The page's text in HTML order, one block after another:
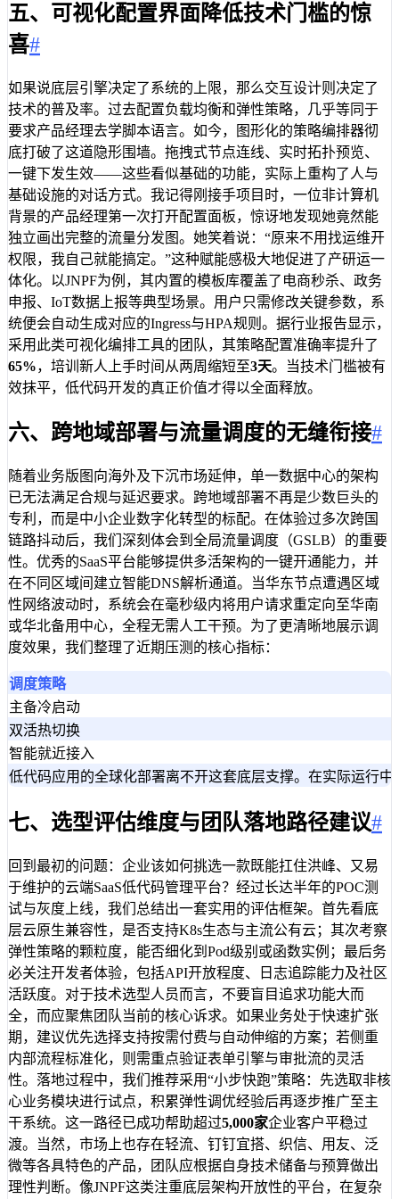
五、可视化配置界面降低技术门槛的惊
喜#
如果说底层引擎决定了系统的上限，那么交互设计则决定了
技术的普及率。过去配置负载均衡和弹性策略，几乎等同于
要求产品经理去学脚本语言。如今，图形化的策略编排器彻
底打破了这道隐形围墙。拖拽式节点连线、实时拓扑预览、
一键下发生效——这些看似基础的功能，实际上重构了人与
基础设施的对话方式。我记得刚接手项目时，一位非计算机
背景的产品经理第一次打开配置面板，惊讶地发现她竟然能
独立画出完整的流量分发图。她笑着说：“原来不用找运维开
权限，我自己就能搞定。”这种赋能感极大地促进了产研运一
体化。以JNPF为例，其内置的模板库覆盖了电商秒杀、政务
申报、IoT数据上报等典型场景。用户只需修改关键参数，系
统便会自动生成对应的Ingress与HPA规则。据行业报告显示，
采用此类可视化编排工具的团队，其策略配置准确率提升了
65%，培训新人上手时间从两周缩短至3天。当技术门槛被有
效抹平，低代码开发的真正价值才得以全面释放。
六、跨地域部署与流量调度的无缝衔接#
随着业务版图向海外及下沉市场延伸，单一数据中心的架构
已无法满足合规与延迟要求。跨地域部署不再是少数巨头的
专利，而是中小企业数字化转型的标配。在体验过多次跨国
链路抖动后，我们深刻体会到全局流量调度（GSLB）的重要
性。优秀的SaaS平台能够提供多活架构的一键开通能力，并
在不同区域间建立智能DNS解析通道。当华东节点遭遇区域
性网络波动时，系统会在毫秒级内将用户请求重定向至华南
或华北备用中心，全程无需人工干预。为了更清晰地展示调
度效果，我们整理了近期压测的核心指标：
调度策略
主备冷启动
双活热切换
智能就近接入
低代码应用的全球化部署离不开这套底层支撑。在实际运行
七、选型评估维度与团队落地路径建议#
回到最初的问题：企业该如何挑选一款既能扛住洪峰、又易
于维护的云端SaaS低代码管理平台？经过长达半年的POC测
试与灰度上线，我们总结出一套实用的评估框架。首先看底
层云原生兼容性，是否支持K8s生态与主流公有云；其次考察
弹性策略的颗粒度，能否细化到Pod级别或函数实例；最后务
必关注开发者体验，包括API开放程度、日志追踪能力及社区
活跃度。对于技术选型人员而言，不要盲目追求功能大而
全，而应聚焦团队当前的核心诉求。如果业务处于快速扩张
期，建议优先选择支持按需付费与自动伸缩的方案；若侧重
内部流程标准化，则需重点验证表单引擎与审批流的灵活
性。落地过程中，我们推荐采用“小步快跑”策略：先选取非核
心业务模块进行试点，积累弹性调优经验后再逐步推广至主
干系统。这一路径已成功帮助超过5,000家企业客户平稳过
渡。当然，市场上也存在轻流、钉钉宜搭、织信、用友、泛
微等各具特色的产品，团队应根据自身技术储备与预算做出
理性判断。像JNPF这类注重底层架构开放性的平台，在复杂